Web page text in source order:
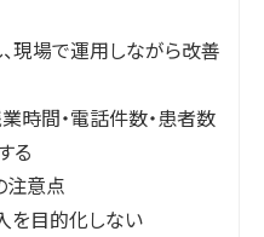
現場で運用しながら改善
時間・電話件数・患者数
る
注意点
を目的化しない